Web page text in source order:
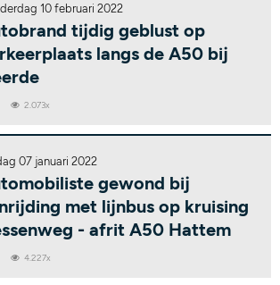
10 februari 2022
tijdig geblust op
langs de A50 bij
2.073x
07 januari 2022
gewond bij
met lijnbus op kruising
- afrit A50 Hattem
4.227x